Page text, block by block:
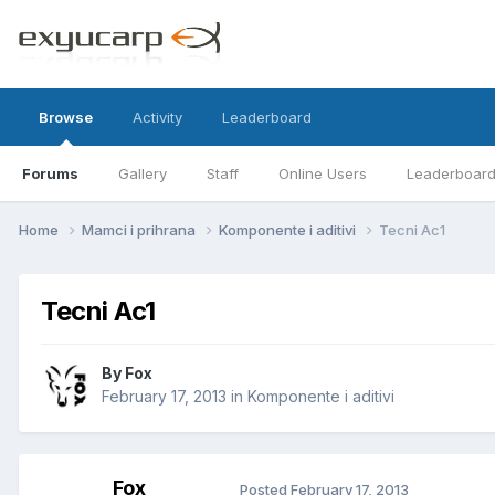
Browse
Forums Gallery Staff Online Users Leaderboard
Activity Leaderboard
Home Mamci i prihrana Komponente i aditivi Tecni Ac1
Tecni Ac1
By Fox
February 17, 2013 in Komponente i aditivi
Fox Posted February 17, 2013